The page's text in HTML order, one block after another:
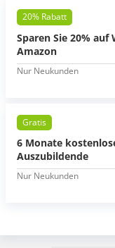
20% Rabatt
Sparen Sie 20%
Amazon
Nur Neukunden
Gratis
6 Monate
Auszubildende
Nur Neukunden